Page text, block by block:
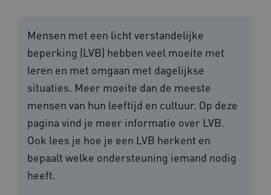
Mensen met een licht verstandelijke
beperking (LVB) hebben veel moeite met
leren en met omgaan met dagelijkse
situaties. Meer moeite dan de meeste
mensen van hun leeftijd en cultuur. Op deze
pagina vind je meer informatie over LVB.
Ook lees je hoe je een LVB herkent en
bepaalt welke ondersteuning iemand nodig
heeft.